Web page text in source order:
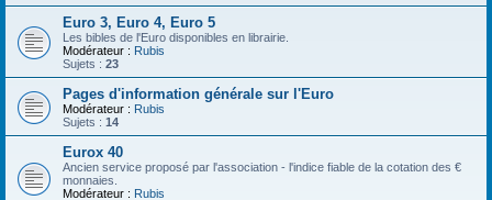
Euro 3, Euro 4, Euro 5
Les bibles de l'Euro disponibles en librairie.
Modérateur : Rubis
Sujets : 23
Pages d'information générale sur l'Euro
Modérateur : Rubis
Sujets : 14
Eurox 40
Ancien service proposé par l'association - l'indice fiable de la cotation des €
monnaies.
Modérateur : Rubis